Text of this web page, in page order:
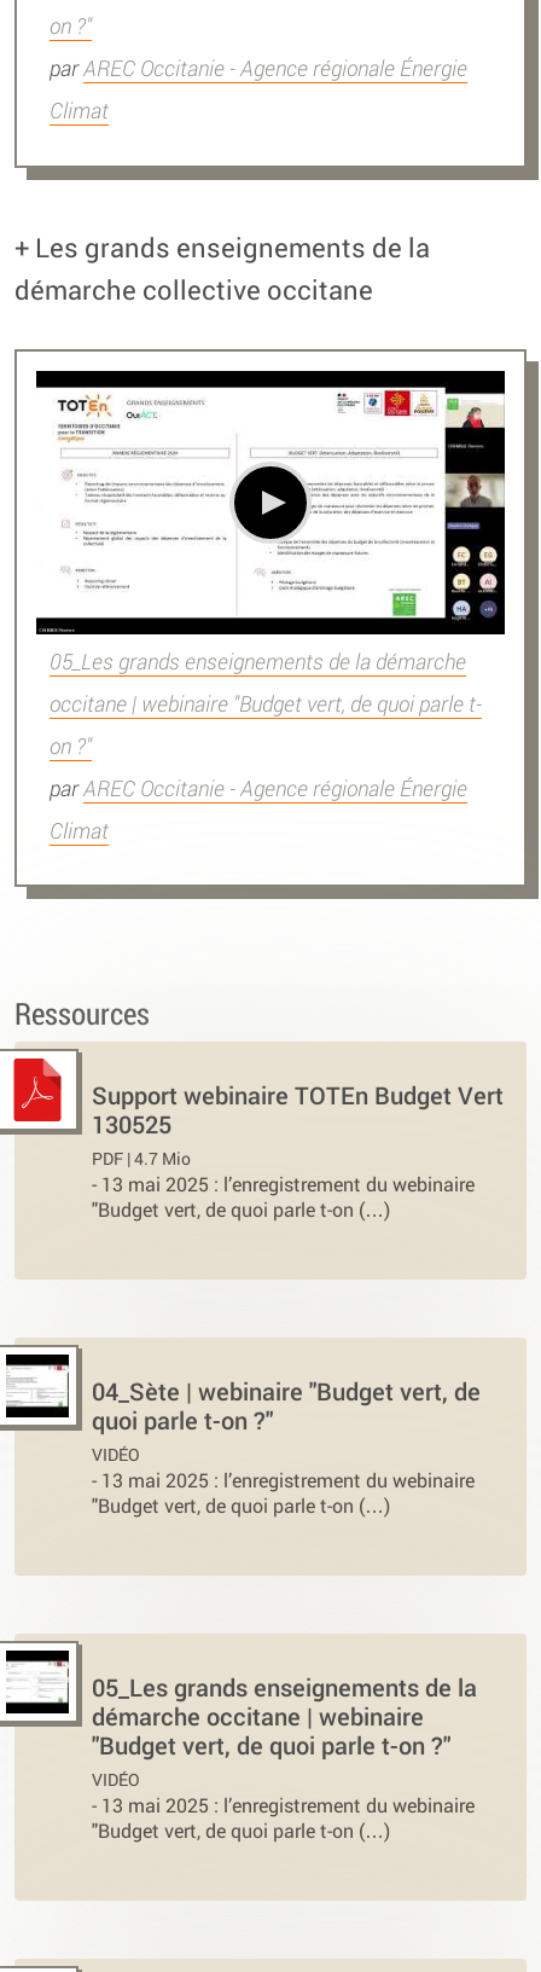
on ?"
parAREC Occitanie - Agence régionale Énergie
Climat
+ Les grands enseignements de la
démarche collective occitane
05_Les grands enseignements de la démarche
occitane | webinaire "Budget vert, de quoi parle t-
on ?"
parAREC Occitanie - Agence régionale Énergie
Climat
Ressources
Support webinaire TOTEn Budget Vert
130525
PDF | 4.7 Mio
- 13 mai 2025 : l’enregistrement du webinaire
"Budget vert, de quoi parle t-on (…)
04_Sète | webinaire "Budget vert, de
quoi parle t-on ?"
VIDÉO
- 13 mai 2025 : l’enregistrement du webinaire
"Budget vert, de quoi parle t-on (…)
05_Les grands enseignements de la
démarche occitane | webinaire
"Budget vert, de quoi parle t-on ?"
VIDÉO
- 13 mai 2025 : l’enregistrement du webinaire
"Budget vert, de quoi parle t-on (…)